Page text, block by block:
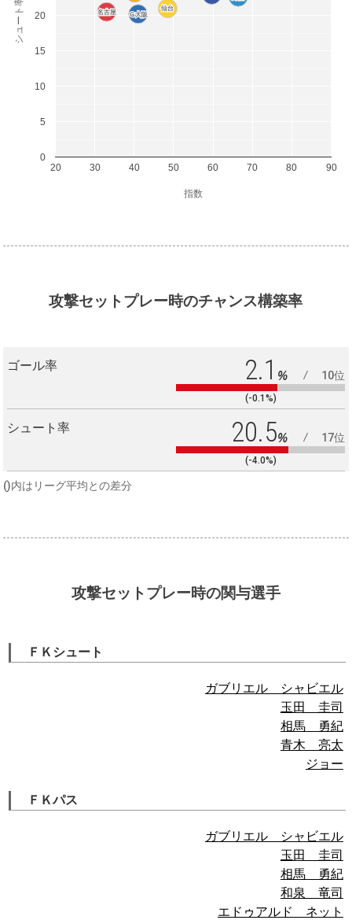
仙台
仙台
名古屋
名古屋 Ｇ大阪
Ｇ大阪
20 30 40 50 60 70 80 90
0
5
10
15
20
指数
シュート率(%)
攻撃セットプレー時のチャンス構築率
ゴール率 2.1 % 10位
(-0.1%)
シュート率 20.5% 17位
(-4.0%)
()内はリーグ平均との差分
攻撃セットプレー時の関与選手
ＦＫシュート
ガブリエル シャビエル
玉田 圭司
相馬 勇紀
青木 亮太
ジョー
ＦＫパス
ガブリエル シャビエル
玉田 圭司
相馬 勇紀
和泉 竜司
エドゥアルド ネット